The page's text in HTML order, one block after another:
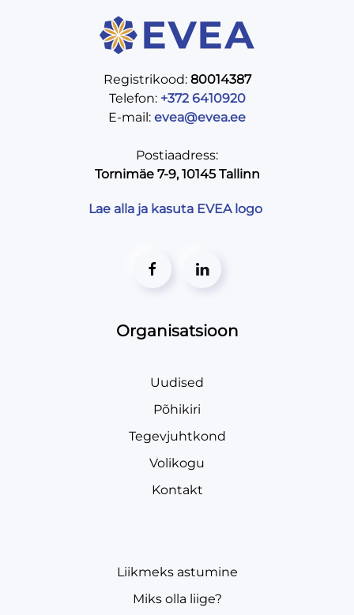
Registrikood: 80014387
Telefon: +372 6410920
E-mail: evea@evea.ee
Postiaadress:
Tornimäe 7-9, 10145 Tallinn
Lae alla ja kasuta EVEA logo
Organisatsioon
Uudised
Põhikiri
Tegevjuhtkond
Volikogu
Kontakt
Liikmeks astumine
Miks olla liige?